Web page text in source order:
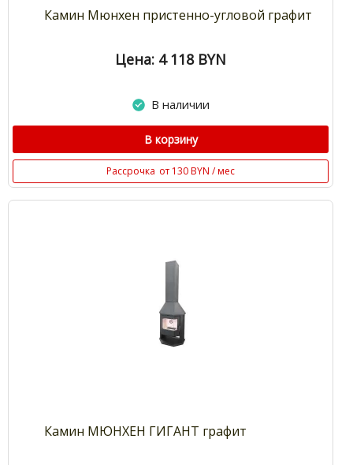
Камин Мюнхен пристенно-угловой графит
Цена: 4 118 BYN
В наличии
В корзину
Рассрочка от 130 BYN / мес
Камин МЮНХЕН ГИГАНТ графит